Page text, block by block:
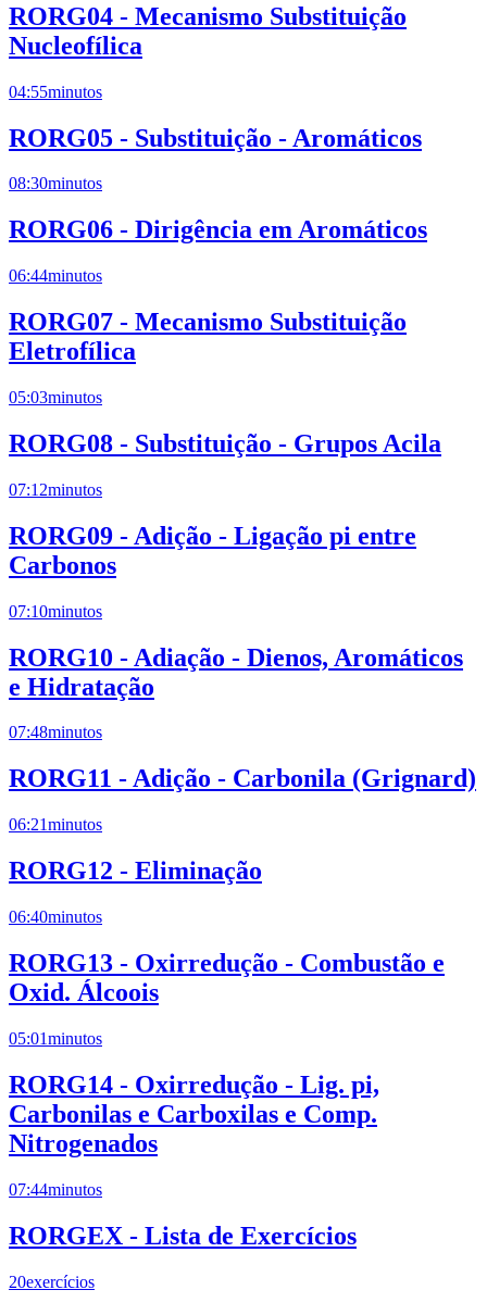
RORG04 - Mecanismo Substituição
Nucleofílica
04:55minutos
RORG05 - Substituição - Aromáticos
08:30minutos
RORG06 - Dirigência em Aromáticos
06:44minutos
RORG07 - Mecanismo Substituição
Eletrofílica
05:03minutos
RORG08 - Substituição - Grupos Acila
07:12minutos
RORG09 - Adição - Ligação pi entre
Carbonos
07:10minutos
RORG10 - Adiação - Dienos, Aromáticos
e Hidratação
07:48minutos
RORG11 - Adição - Carbonila (Grignard)
06:21minutos
RORG12 - Eliminação
06:40minutos
RORG13 - Oxirredução - Combustão e
Oxid. Álcoois
05:01minutos
RORG14 - Oxirredução - Lig. pi,
Carbonilas e Carboxilas e Comp.
Nitrogenados
07:44minutos
RORGEX - Lista de Exercícios
20exercícios